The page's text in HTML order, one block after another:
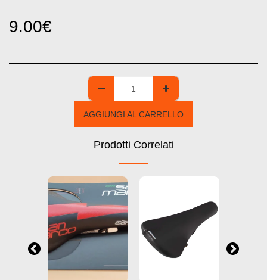
9.00€
AGGIUNGI AL CARRELLO
Prodotti Correlati